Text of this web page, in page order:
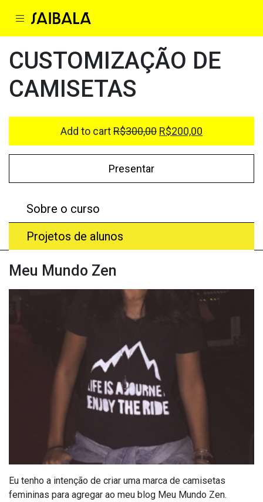
CUSTOMIZAÇÃO DE
CAMISETAS
Add to cartR$300,00 R$200,00
Presentar
Sobre o curso
Projetos de alunos
Meu Mundo Zen
Eu tenho a intenção de criar uma marca de camisetas
femininas para agregar ao meu blog Meu Mundo Zen.